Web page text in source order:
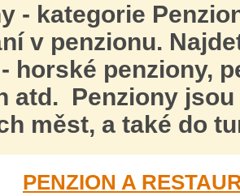
- kategorie
v penzionu.
- horské penziony,
atd. Penziony
měst, a také do
PENZION A